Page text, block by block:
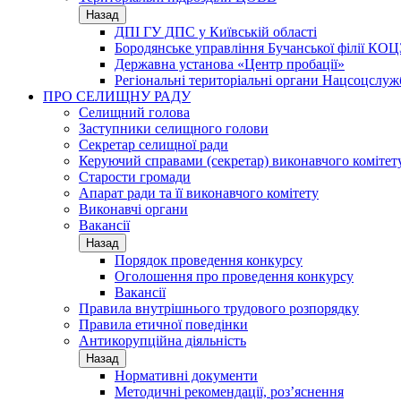
Назад
ДПІ ГУ ДПС у Київській області
Бородянське управління Бучанської філії
Державна установа «Центр пробації»
Регіональні територіальні органи
ПРО СЕЛИЩНУ РАДУ
Селищний голова
Заступники селищного голови
Секретар селищної ради
Керуючий справами (секретар) виконавчого
Старости громади
Апарат ради та її виконавчого комітету
Виконавчі органи
Вакансії
Назад
Порядок проведення конкурсу
Оголошення про проведення конкурсу
Вакансії
Правила внутрішнього трудового розпорядку
Правила етичної поведінки
Антикорупційна діяльність
Назад
Нормативні документи
Методичні рекомендації, роз’яснення